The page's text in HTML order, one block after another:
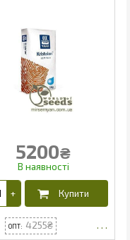
5200₴
4255